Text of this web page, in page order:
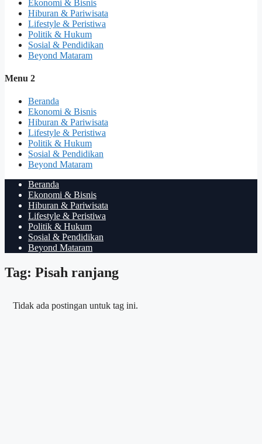
Ekonomi & Bisnis
Hiburan & Pariwisata
Lifestyle & Peristiwa
Politik & Hukum
Sosial & Pendidikan
Beyond Mataram
Menu 2
Beranda
Ekonomi & Bisnis
Hiburan & Pariwisata
Lifestyle & Peristiwa
Politik & Hukum
Sosial & Pendidikan
Beyond Mataram
Beranda
Ekonomi & Bisnis
Hiburan & Pariwisata
Lifestyle & Peristiwa
Politik & Hukum
Sosial & Pendidikan
Beyond Mataram
Tag: Pisah ranjang
Tidak ada postingan untuk tag ini.